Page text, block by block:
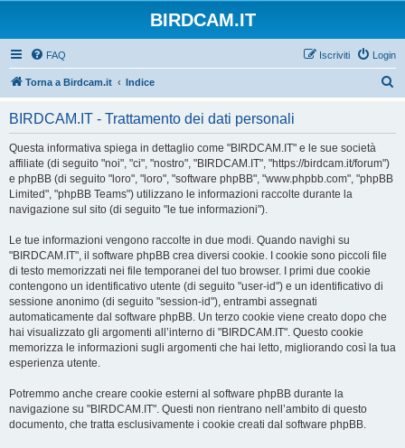
BIRDCAM.IT
FAQ Login
Iscriviti
Torna a Birdcam.it Indice
BIRDCAM.IT - Trattamento dei dati personali
Questa informativa spiega in dettaglio come "BIRDCAM.IT" e le sue società
affiliate (di seguito "noi", "ci", "nostro", "BIRDCAM.IT", "https://birdcam.it/forum")
e phpBB (di seguito "loro", "loro", "software phpBB", "www.phpbb.com", "phpBB
Limited", "phpBB Teams") utilizzano le informazioni raccolte durante la
navigazione sul sito (di seguito "le tue informazioni").
Le tue informazioni vengono raccolte in due modi. Quando navighi su
"BIRDCAM.IT", il software phpBB crea diversi cookie. I cookie sono piccoli file
di testo memorizzati nei file temporanei del tuo browser. I primi due cookie
contengono un identificativo utente (di seguito "user-id") e un identificativo di
sessione anonimo (di seguito "session-id"), entrambi assegnati
automaticamente dal software phpBB. Un terzo cookie viene creato dopo che
hai visualizzato gli argomenti all’interno di "BIRDCAM.IT". Questo cookie
memorizza le informazioni sugli argomenti che hai letto, migliorando così la tua
esperienza utente.
Potremmo anche creare cookie esterni al software phpBB durante la
navigazione su "BIRDCAM.IT". Questi non rientrano nell’ambito di questo
documento, che tratta esclusivamente i cookie creati dal software phpBB.